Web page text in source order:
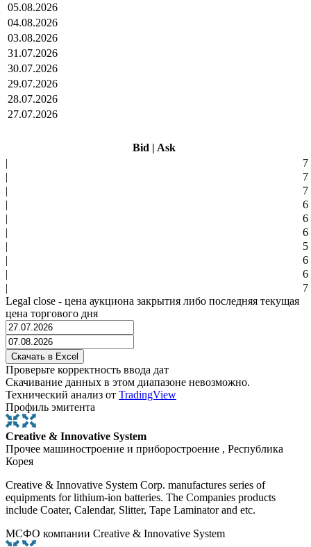
05.08.2026
04.08.2026
03.08.2026
31.07.2026
30.07.2026
29.07.2026
28.07.2026
27.07.2026
Bid | Ask
|
7
|
7
|
7
|
6
|
6
|
6
|
5
|
6
|
6
|
7
Legal close - цена аукциона закрытия либо последняя текущая
цена торгового дня
Проверьте корректность ввода дат
Скачивание данных в этом диапазоне невозможно.
Технический анализ от TradingView
Профиль эмитента
Creative & Innovative System
Прочее машиностроение и приборостроение , Республика
Корея
Creative & Innovative System Corp. manufactures series of
equipments for lithium-ion batteries. The Companies products
include Coater, Calendar, Slitter, Tape Laminator and etc.
МСФО компании Creative & Innovative System